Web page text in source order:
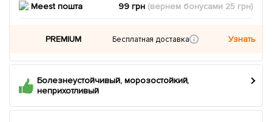
Meest пошта 99 грн (вернем бонусами 25 грн)
PREMIUM Бесплатная доставка Узнать
Болезнеустойчивый, морозостойкий,
неприхотливый